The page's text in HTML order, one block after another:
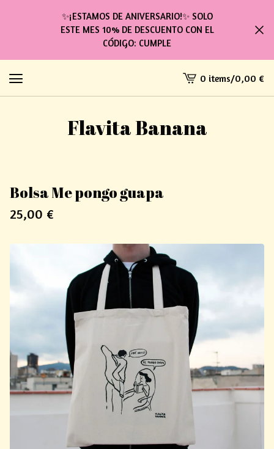
✨¡ESTAMOS DE ANIVERSARIO!✨ SOLO
ESTE MES 10% DE DESCUENTO CON EL
CÓDIGO: CUMPLE
View
cart
0 items/0,00 €
Flavita Banana
Bolsa Me pongo guapa
25,00 €